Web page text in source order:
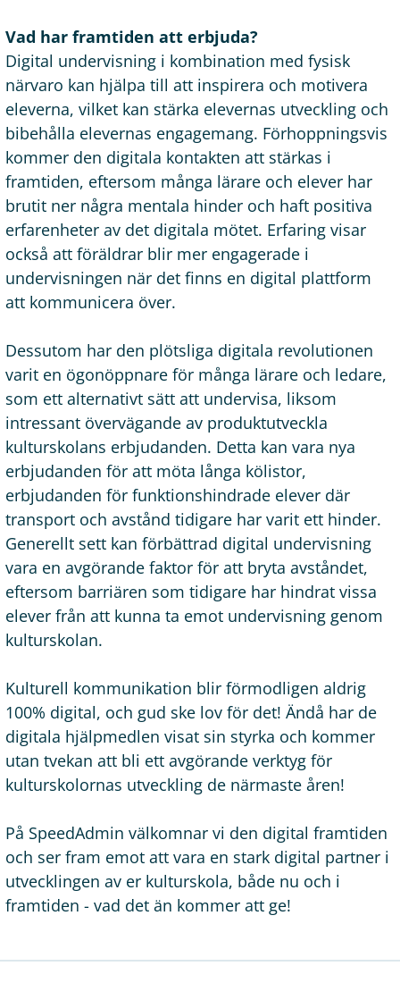
Vad har framtiden att erbjuda?
Digital undervisning i kombination med fysisk
närvaro kan hjälpa till att inspirera och motivera
eleverna, vilket kan stärka elevernas utveckling och
bibehålla elevernas engagemang. Förhoppningsvis
kommer den digitala kontakten att stärkas i
framtiden, eftersom många lärare och elever har
brutit ner några mentala hinder och haft positiva
erfarenheter av det digitala mötet. Erfaring visar
också att föräldrar blir mer engagerade i
undervisningen när det finns en digital plattform
att kommunicera över.
Dessutom har den plötsliga digitala revolutionen
varit en ögonöppnare för många lärare och ledare,
som ett alternativt sätt att undervisa, liksom
intressant övervägande av produktutveckla
kulturskolans erbjudanden. Detta kan vara nya
erbjudanden för att möta långa kölistor,
erbjudanden för funktionshindrade elever där
transport och avstånd tidigare har varit ett hinder.
Generellt sett kan förbättrad digital undervisning
vara en avgörande faktor för att bryta avståndet,
eftersom barriären som tidigare har hindrat vissa
elever från att kunna ta emot undervisning genom
kulturskolan.
Kulturell kommunikation blir förmodligen aldrig
100% digital, och gud ske lov för det! Ändå har de
digitala hjälpmedlen visat sin styrka och kommer
utan tvekan att bli ett avgörande verktyg för
kulturskolornas utveckling de närmaste åren!
På SpeedAdmin välkomnar vi den digital framtiden
och ser fram emot att vara en stark digital partner i
utvecklingen av er kulturskola, både nu och i
framtiden - vad det än kommer att ge!